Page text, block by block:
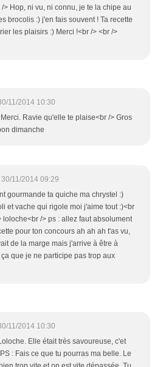
> Hop, ni vu, ni connu, je te la chipe au
brocolis :) j'en fais souvent ! Ta recette
les plaisirs :) Merci !<br /> <br />
11/2014 10:30
Ravie qu'elle te plaise<br /> Gros
dimanche
30/11/2014 09:29
gourmande ta quiche ma chrystel :)
et vache qui rigole moi j'aime tout :)<br
loloche<br /> ps : allez faut absolument
pour ton concours ah ah ah t'as vu,
de la marge mais j'arrive à être à
que je ne participe pas trop aux
11/2014 10:30
Elle était très savoureuse, c'et
: Fais ce que tu pourras ma belle. Le